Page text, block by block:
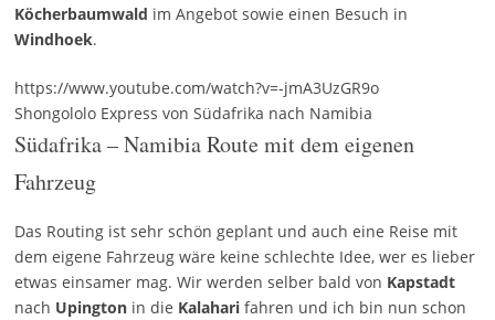
Köcherbaumwald im Angebot sowie einen Besuch in
Windhoek.
https://www.youtube.com/watch?v=-jmA3UzGR9o
Shongololo Express von Südafrika nach Namibia
Südafrika – Namibia Route mit dem eigenen
Fahrzeug
Das Routing ist sehr schön geplant und auch eine Reise mit
dem eigene Fahrzeug wäre keine schlechte Idee, wer es lieber
etwas einsamer mag. Wir werden selber bald von Kapstadt
nach Upingtonin die Kalaharifahren und ich bin nun schon